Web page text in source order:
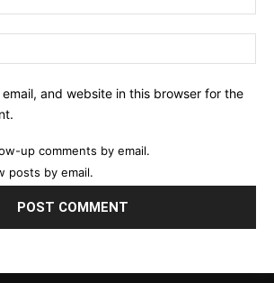
email, and website in this browser for the
up comments by email.
posts by email.